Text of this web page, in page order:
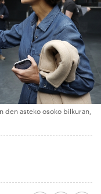
den asteko osoko bilkuran,